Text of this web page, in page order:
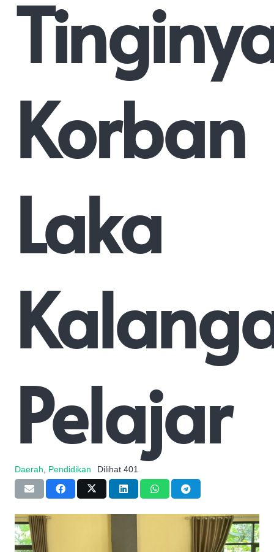
Korban
Laka
Pelajar
Daerah Pendidikan Dilihat 401